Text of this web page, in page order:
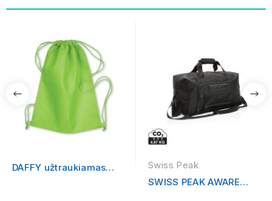
DAFFY užtraukiamas
Swiss Peak
SWISS PEAK AWARE